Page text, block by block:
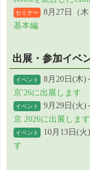
セミナー 8月27日（木
基本編
出展・参加イベ
イベント 8月20日(木)
京'26に出展します
イベント 9月29日(火)
京 2026に出展します
イベント 10月13日(
す